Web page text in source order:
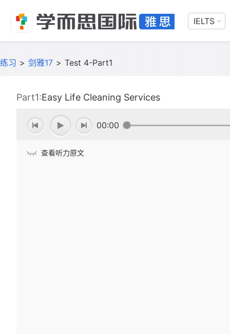
IELTS
练习 > 剑雅17 > Test 4-Part1
Part1:Easy Life Cleaning Services
00:00
查看听力原文